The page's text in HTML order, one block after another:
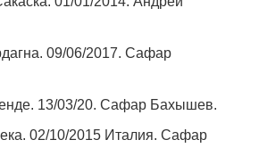
09/06/2017. Сафар
13/03/20. Сафар Бахышев.
02/10/2015 Италия. Сафар